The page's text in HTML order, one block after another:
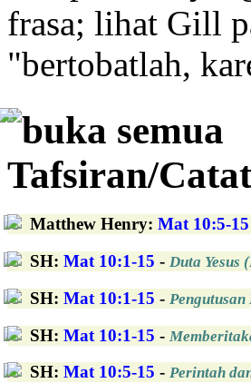
frasa; lihat Gill
"bertobatlah,
buka semua
Tafsiran/
Matthew Henry: Mat 10:5-15
SH: Mat 10:1-15 - Duta Yesus
SH: Mat 10:1-15 -
SH: Mat 10:1-15 -
SH: Mat 10:5-15 - Perintah